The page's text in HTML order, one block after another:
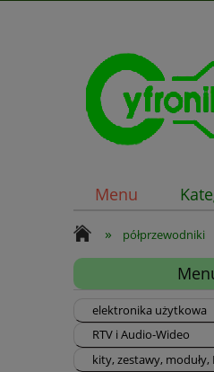
Menu
» półprzewodniki
elektronika użytkowa
RTV i Audio-Wideo
kity, zestawy, moduły,